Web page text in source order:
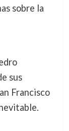
sobre la
sus
Francisco